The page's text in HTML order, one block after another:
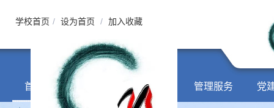
学校首页 / 设为首页 / 加入收藏
首页 学院概况 师资队伍 管理服务 党